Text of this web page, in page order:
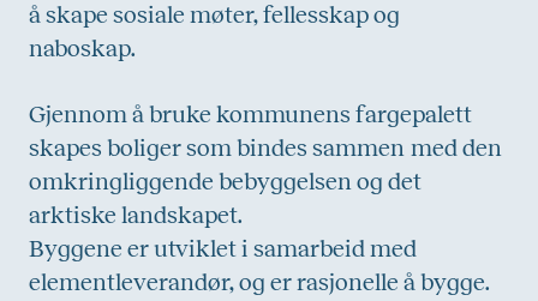
å skape sosiale møter, fellesskap og
naboskap.
Gjennom å bruke kommunens fargepalett
skapes boliger som bindes sammen med den
omkringliggende bebyggelsen og det
arktiske landskapet.
Byggene er utviklet i samarbeid med
elementleverandør, og er rasjonelle å bygge.